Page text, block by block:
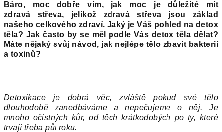
Báro, moc dobře vím, jak moc je důležité mít
zdravá
střeva, jelikož zdravá střeva jsou základ
našeho celkového zdraví. Jaký je Váš pohled na detox
těla? Jak často by se mě l podle Vás detox těla dě lat?
Máte nějaký svůj návod, jak nejl épe tělo zbavit bakterií
a toxinů?
Detoxikace je dobrá věc, zvláště pokud své tělo
dlouhodobě zanedbáváme a nepečujeme o něj. Je
mnoho očistných kůr, od těch krátkodobých po ty, které
trvají třeba půl roku.